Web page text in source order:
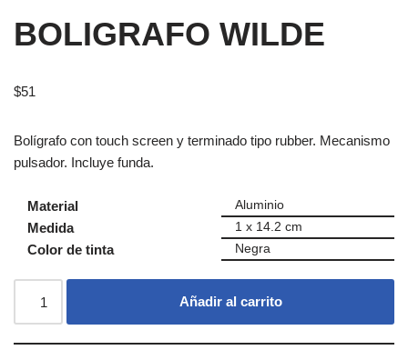
BOLIGRAFO WILDE
$51
Bolígrafo con touch screen y terminado tipo rubber. Mecanismo
pulsador. Incluye funda.
Material Aluminio
Medida 1 x 14.2 cm
Color de tinta Negra
Añadir al carrito